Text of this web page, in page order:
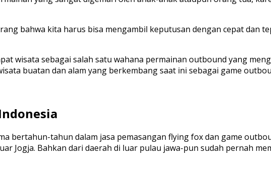
bahwa kita harus bisa mengambil keputusan dengan cepat dan
wisata sebagai salah satu wahana permainan outbound yang
buatan dan alam yang berkembang saat ini sebagai game
bertahun-tahun dalam jasa pemasangan flying fox dan game
Jogja. Bahkan dari daerah di luar pulau jawa-pun sudah pernah